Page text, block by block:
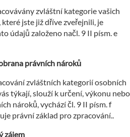
zvláštní kategorie vašich
jste již dříve zveřejnili, je
údajů založeno načl. 9 II písm. e
právních nároků
zvláštních kategorií osobních
týkají, slouží k určení, výkonu nebo
nároků, vychází čl. 9 II písm. f
právní základ pro zpracování..
zájem